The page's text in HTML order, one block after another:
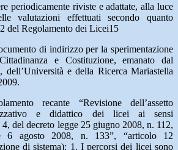
periodicamente riviste e adattate, alla luce
valutazioni effettuati secondo quanto
del Regolamento dei Licei15
di indirizzo per la sperimentazione
e Costituzione, emanato dal
dell’Università e della Ricerca Mariastella
recante “Revisione dell’assetto
e didattico dei licei ai sensi
del decreto legge 25 giugno 2008, n. 112,
6 agosto 2008, n. 133”, “articolo 12
di sistema): 1. I percorsi dei licei sono